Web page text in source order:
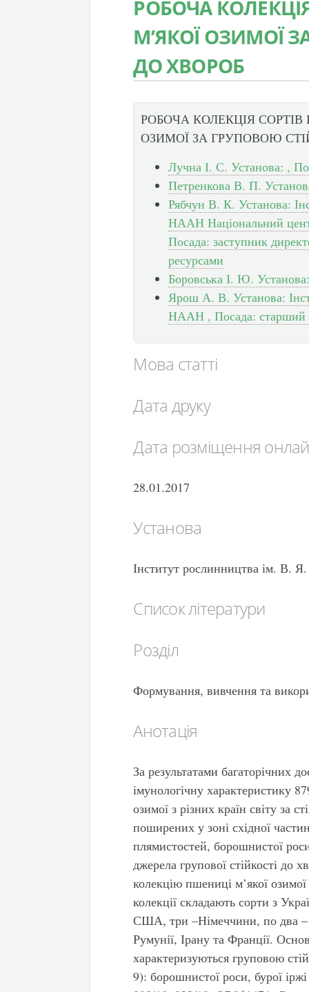
РОБОЧА
М’ЯКОЇ ОЗИМОЇ
ДО ХВОРОБ
РОБОЧА КОЛЕКЦІЯ
ОЗИМОЇ ЗА ГРУПОВОЮ
Лучна І. С. Установа: ,
Петренкова В. П.
Рябчун В. К. Установа:
НААН Національний
Посада: заступник
ресурсами
Боровська І. Ю.
Ярош А. В. Установа:
НААН , Посада: старший
Мова статті
Дата друку
Дата розміщення
28.01.2017
Установа
Інститут рослинництва ім. В.
Список літератури
Розділ
Формування, вивчення та
Анотація
За результатами багаторічних
імунологічну характеристику
озимої з різних країн світу за
поширених у зоні східної
плямистостей, борошнистої
джерела групової стійкості до
колекцію пшениці м’якої
колекції складають сорти з
США, три –Німеччини, по два –
Румунії, Ірану та Франції.
характеризуються груповою
9): борошнистої роси, бурої